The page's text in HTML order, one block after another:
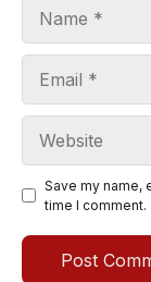
Save my name,
time I comment.